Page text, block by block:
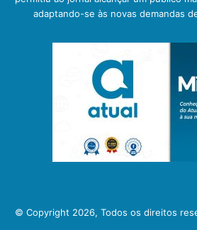
adaptando-se às novas demandas
© Copyright 2026, Todos os direitos